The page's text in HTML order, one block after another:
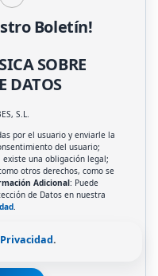
Boletín!
SOBRE
DATOS
S.L.
por el usuario y enviarle la
del usuario;
existe una obligación legal;
otros derechos, como se
Adicional: Puede
de Datos en nuestra
.
.